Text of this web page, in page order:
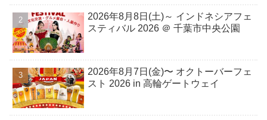
2026年8月8日(土)～ インドネシアフェ
スティバル 2026 ＠ 千葉市中央公園
2026年8月7日(金)〜 オクトーバーフェ
スト 2026 in 高輪ゲートウェイ